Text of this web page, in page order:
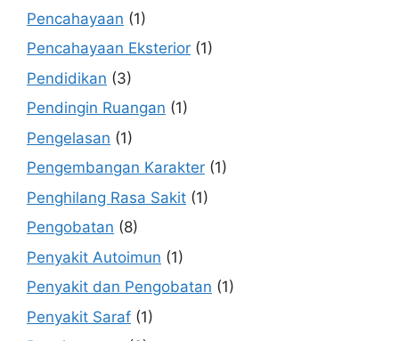
Pencahayaan (1)
Pencahayaan Eksterior (1)
Pendidikan (3)
Pendingin Ruangan (1)
Pengelasan (1)
Pengembangan Karakter (1)
Penghilang Rasa Sakit (1)
Pengobatan (8)
Penyakit Autoimun (1)
Penyakit dan Pengobatan (1)
Penyakit Saraf (1)